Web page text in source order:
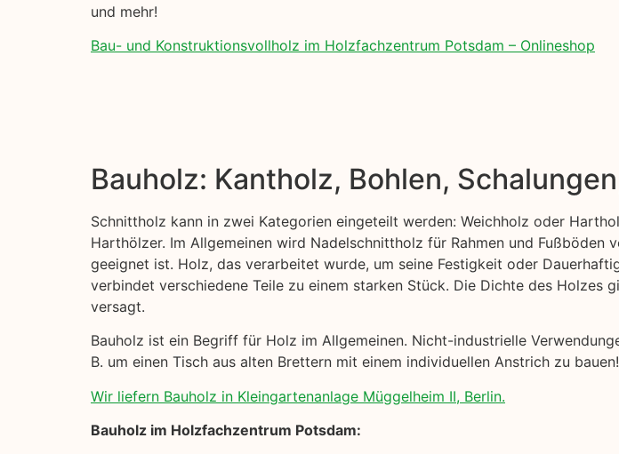
und mehr!
Bau- und Konstruktionsvollholz im Holzfachzentrum Potsdam – Onlineshop
Bauholz: Kantholz, Bohlen,
Schnittholz kann in zwei Kategorien eingeteilt werden: Weichholz oder
Harthölzer. Im Allgemeinen wird Nadelschnittholz für Rahmen und
geeignet ist. Holz, das verarbeitet wurde, um seine Festigkeit oder
verbindet verschiedene Teile zu einem starken Stück. Die Dichte des Holzes
versagt.
Bauholz ist ein Begriff für Holz im Allgemeinen. Nicht-industrielle
B. um einen Tisch aus alten Brettern mit einem individuellen Anstrich zu bauen!
Wir liefern Bauholz in Kleingartenanlage Müggelheim II, Berlin.
Bauholz im Holzfachzentrum Potsdam: